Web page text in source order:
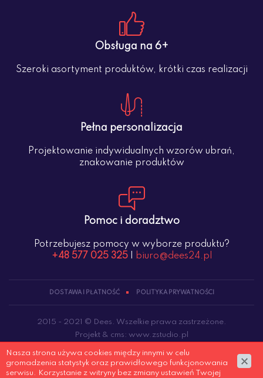
Obsługa na 6+
Szeroki asortyment produktów, krótki czas realizacji
Pełna personalizacja
Projektowanie indywidualnych wzorów ubrań,
znakowanie produktów
Pomoc i doradztwo
Potrzebujesz pomocy w wyborze produktu?
+48 577 025 325| biuro@dees24.pl
DOSTAWA I PŁATNOŚĆ POLITYKA PRYWATNOŚCI
2015 - 2021 © Dees. Wszelkie prawa zastrzeżone.
Projekt & cms : www.zstudio.pl
Nasza strona używa cookies między innymi w celu
gromadzenia statystyk oraz prawidłowego funkcjonowania
serwisu. Korzystanie z witryny bez zmiany ustawień Twojej